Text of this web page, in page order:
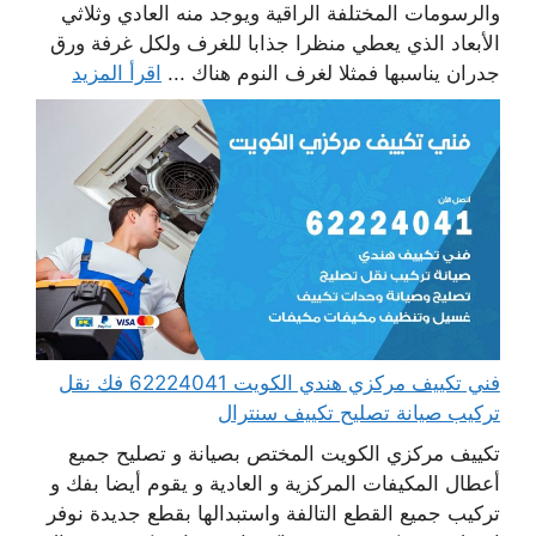
والرسومات المختلفة الراقية ويوجد منه العادي وثلاثي
الأبعاد الذي يعطي منظرا جذابا للغرف ولكل غرفة ورق
جدران يناسبها فمثلا لغرف النوم هناك ... اقرأ المزيد
فني تكييف مركزي هندي الكويت 62224041 فك نقل
تركيب صيانة تصليح تكييف سنترال
تكييف مركزي الكويت المختص بصيانة و تصليح جميع
أعطال المكيفات المركزية و العادية و يقوم أيضا بفك و
تركيب جميع القطع التالفة واستبدالها بقطع جديدة نوفر